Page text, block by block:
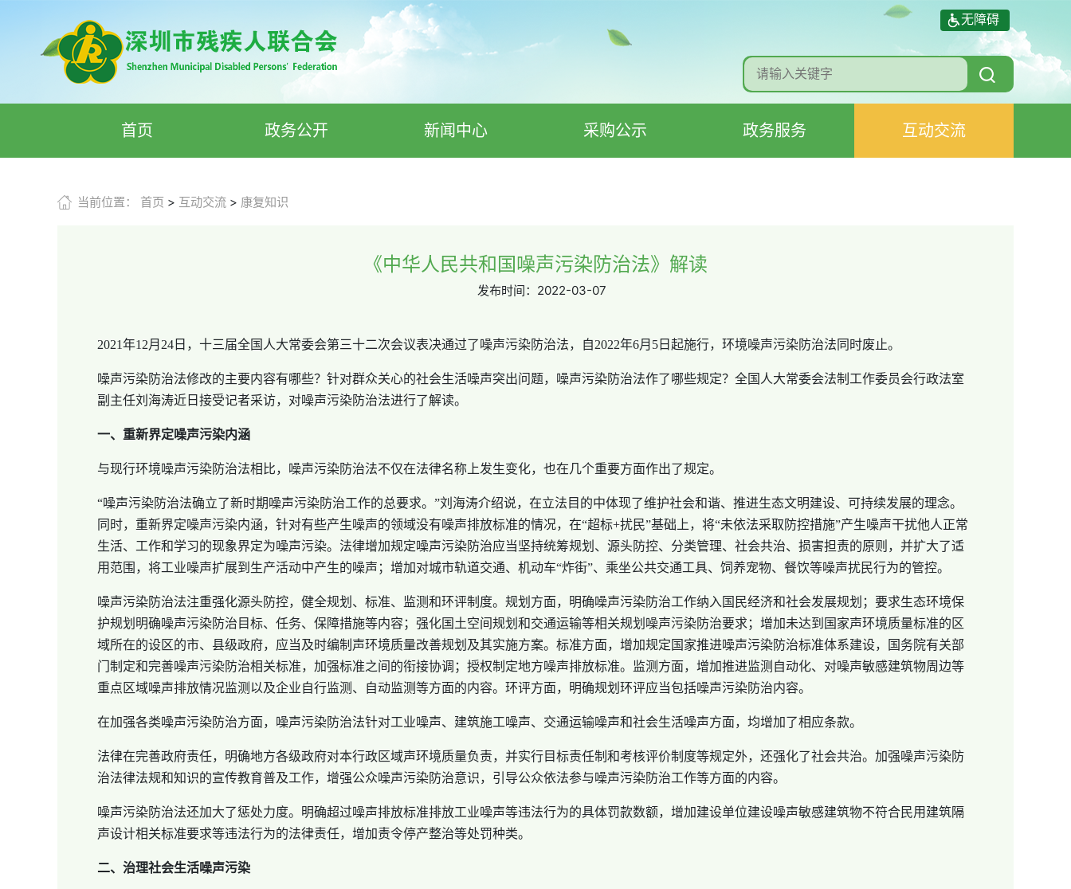
无障碍
首页 政务公开 新闻中心 采购公示 政务服务 互动交流
当前位置： 首页 > 互动交流 > 康复知识
《中华人民共和国噪声污染防治法》解读
发布时间： 2022-03-07
2021年12月24日，十三届全国人大常委会第三十二次会议表决通过了噪声污染防治法，自2022年6月5日起施行，环境噪声污染防治法同时废止。
噪声污染防治法修改的主要内容有哪些？针对群众关心的社会生活噪声突出问题，噪声污染防治法作了哪些规定？全国人大常委会法制工作委员会行政法室
副主任刘海涛近日接受记者采访，对噪声污染防治法进行了解读。
一、重新界定噪声污染内涵
与现行环境噪声污染防治法相比，噪声污染防治法不仅在法律名称上发生变化，也在几个重要方面作出了规定。
“噪声污染防治法确立了新时期噪声污染防治工作的总要求。”刘海涛介绍说，在立法目的中体现了维护社会和谐、推进生态文明建设、可持续发展的理念。
同时，重新界定噪声污染内涵，针对有些产生噪声的领域没有噪声排放标准的情况，在“超标+扰民”基础上，将“未依法采取防控措施”产生噪声干扰他人正常
生活、工作和学习的现象界定为噪声污染。法律增加规定噪声污染防治应当坚持统筹规划、源头防控、分类管理、社会共治、损害担责的原则，并扩大了适
用范围，将工业噪声扩展到生产活动中产生的噪声；增加对城市轨道交通、机动车“炸街”、乘坐公共交通工具、饲养宠物、餐饮等噪声扰民行为的管控。
噪声污染防治法注重强化源头防控，健全规划、标准、监测和环评制度。规划方面，明确噪声污染防治工作纳入国民经济和社会发展规划；要求生态环境保
护规划明确噪声污染防治目标、任务、保障措施等内容；强化国土空间规划和交通运输等相关规划噪声污染防治要求；增加未达到国家声环境质量标准的区
域所在的设区的市、县级政府，应当及时编制声环境质量改善规划及其实施方案。标准方面，增加规定国家推进噪声污染防治标准体系建设，国务院有关部
门制定和完善噪声污染防治相关标准，加强标准之间的衔接协调；授权制定地方噪声排放标准。监测方面，增加推进监测自动化、对噪声敏感建筑物周边等
重点区域噪声排放情况监测以及企业自行监测、自动监测等方面的内容。环评方面，明确规划环评应当包括噪声污染防治内容。
在加强各类噪声污染防治方面，噪声污染防治法针对工业噪声、建筑施工噪声、交通运输噪声和社会生活噪声方面，均增加了相应条款。
法律在完善政府责任，明确地方各级政府对本行政区域声环境质量负责，并实行目标责任制和考核评价制度等规定外，还强化了社会共治。加强噪声污染防
治法律法规和知识的宣传教育普及工作，增强公众噪声污染防治意识，引导公众依法参与噪声污染防治工作等方面的内容。
噪声污染防治法还加大了惩处力度。明确超过噪声排放标准排放工业噪声等违法行为的具体罚款数额，增加建设单位建设噪声敏感建筑物不符合民用建筑隔
声设计相关标准要求等违法行为的法律责任，增加责令停产整治等处罚种类。
二、治理社会生活噪声污染